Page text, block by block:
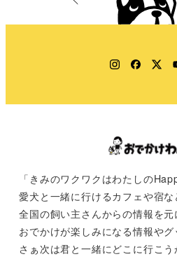
Instagram
「きみのワクワクはわたしの
愛犬と一緒に行けるカフェや宿
全国の飼い主さんからの情報を元
おでかけが楽しみになる情報やグ
さぁ次は君と一緒にどこに行こう